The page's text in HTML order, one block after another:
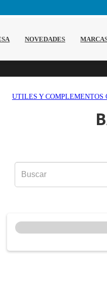
NOVEDADES
UTILES Y COMPLEMENTOS